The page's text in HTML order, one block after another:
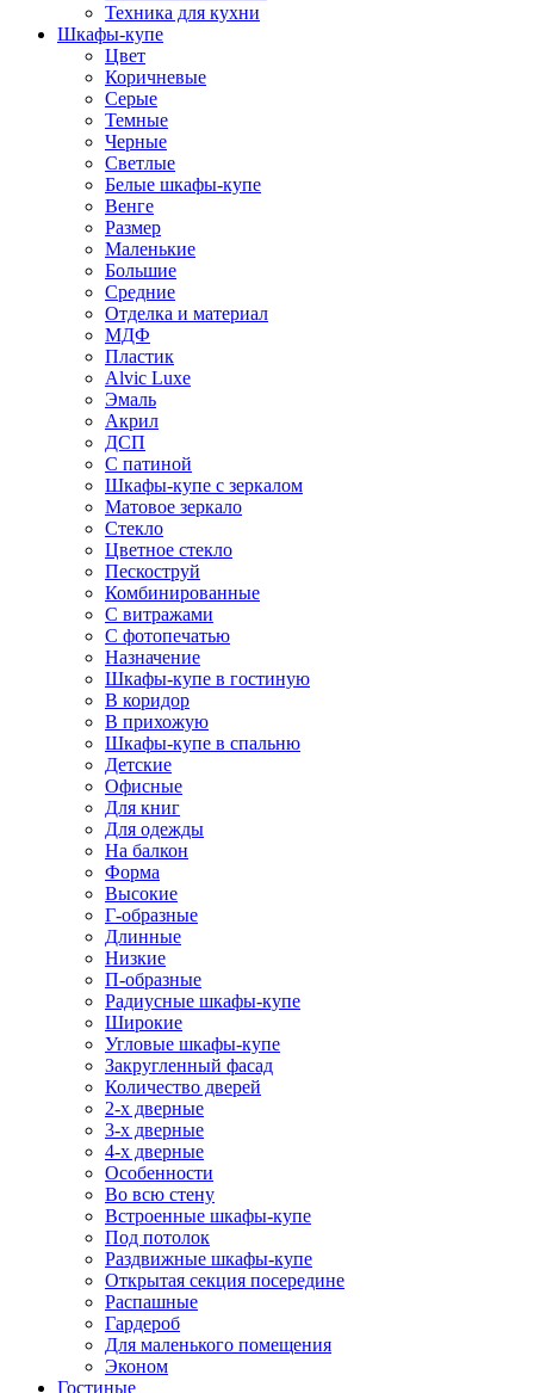
Техника для кухни
Шкафы-купе
Цвет
Коричневые
Серые
Темные
Черные
Светлые
Белые шкафы-купе
Венге
Размер
Маленькие
Большие
Средние
Отделка и материал
МДФ
Пластик
Alvic Luxe
Эмаль
Акрил
ДСП
С патиной
Шкафы-купе с зеркалом
Матовое зеркало
Стекло
Цветное стекло
Пескоструй
Комбинированные
С витражами
С фотопечатью
Назначение
Шкафы-купе в гостиную
В коридор
В прихожую
Шкафы-купе в спальню
Детские
Офисные
Для книг
Для одежды
На балкон
Форма
Высокие
Г-образные
Длинные
Низкие
П-образные
Радиусные шкафы-купе
Широкие
Угловые шкафы-купе
Закругленный фасад
Количество дверей
2-х дверные
3-х дверные
4-х дверные
Особенности
Во всю стену
Встроенные шкафы-купе
Под потолок
Раздвижные шкафы-купе
Открытая секция посередине
Распашные
Гардероб
Для маленького помещения
Эконом
Гостиные